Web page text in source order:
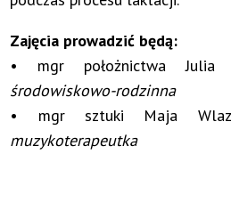
Zajęcia prowadzić będą:
• mgr położnictwa
środowiskowo-rodzinna
• mgr sztuki Maja
muzykoterapeutka